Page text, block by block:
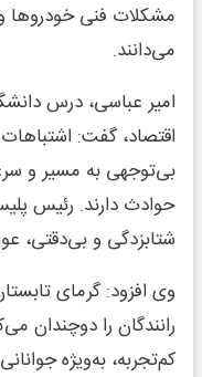
مشکلات فنی خودروها
می‌دانند.
امیر عباسی، درس
اقتصاد، گفت: اشتباهات
بی‌توجهی به مسیر و
حوادث دارند. رئیس
شتابزدگی و بی‌دقتی،
وی افزود: گرمای
رانندگان را دوچندان
کم‌تجربه، به‌ویژه